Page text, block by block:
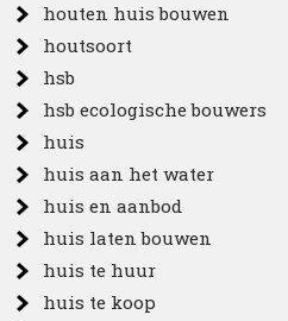
houten huis bouwen
houtsoort
hsb
hsb ecologische bouwers
huis
huis aan het water
huis en aanbod
huis laten bouwen
huis te huur
huis te koop